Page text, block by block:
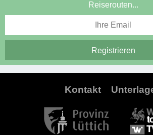
Reiserouten...
Kontakt